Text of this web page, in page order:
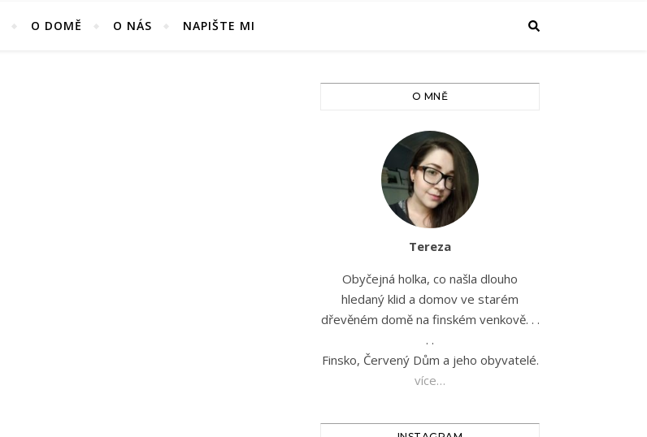
O DOMĚ O NÁS NAPIŠTE MI
O MNĚ
Tereza
Obyčejná holka, co našla dlouho
hledaný klid a domov ve starém
dřevěném domě na finském venkově. . .
. .
Finsko, Červený Dům a jeho obyvatelé.
více…